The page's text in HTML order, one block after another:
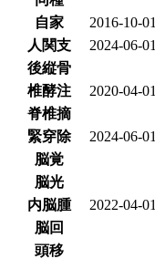
自家
2016-10-01
人関支
2024-06-01
後縦骨
椎酵注
2020-04-01
脊椎摘
緊穿除
2024-06-01
脳覚
脳光
内脳腫
2022-04-01
脳回
頭移